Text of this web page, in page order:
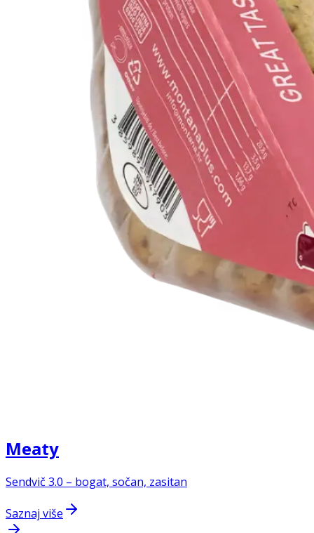
Meaty
Sendvič 3.0 – bogat, sočan, zasitan
Saznaj više